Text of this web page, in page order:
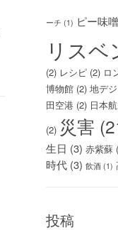
ーチ (1) ピー味噌
リスベ
(2) レシピ (2) ロ
博物館 (2) 地デジ
田空港 (2) 日本
(2) 災害
生日 (3) 赤紫蘇
時代 (3) 飲酒 (1)
投稿